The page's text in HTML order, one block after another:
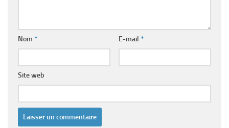
Nom * E-mail *
Site web